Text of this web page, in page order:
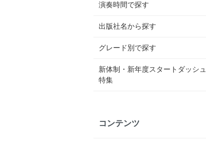
演奏時間で探す
出版社名から探す
グレード別で探す
新体制・新年度スタートダッシュ
特集
コンテンツ